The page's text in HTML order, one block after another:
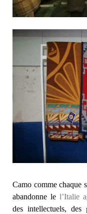
Camo comme chaque
abandonne lel’Italie
des intellectuels,